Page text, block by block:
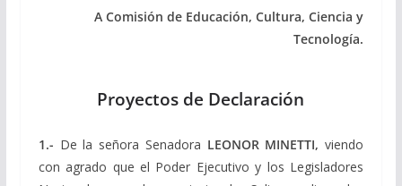
A Comisión de Educación, Cultura, Ciencia y
Tecnología.
Proyectos de Declaración
1.- De la señora Senadora LEONOR MINETTI, viendo
con agrado que el Poder Ejecutivo y los Legisladores